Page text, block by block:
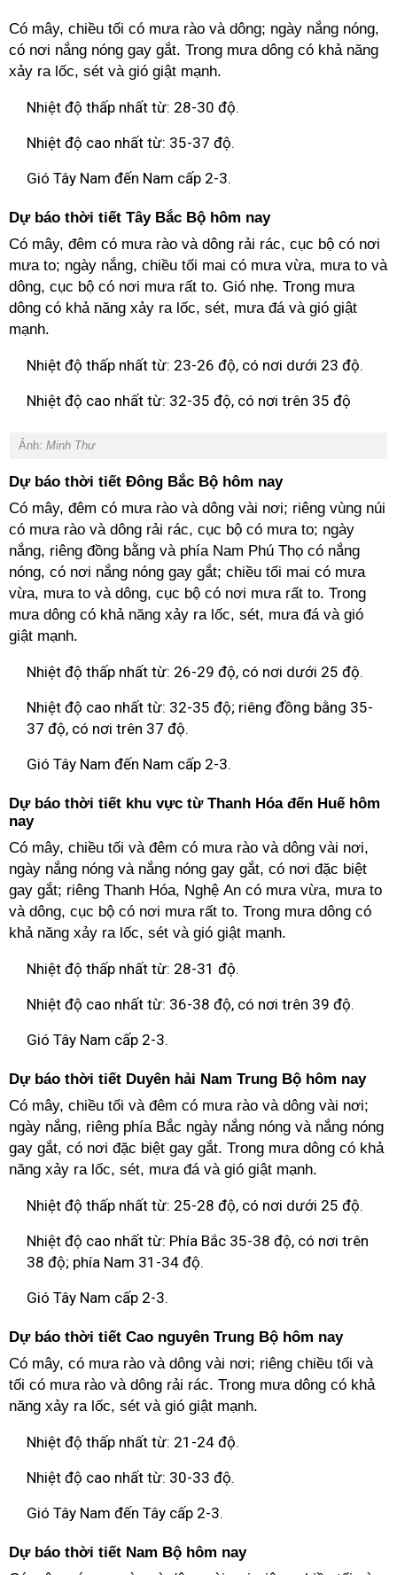
Có mây, chiều tối có mưa rào và dông; ngày nắng nóng,
có nơi nắng nóng gay gắt. Trong mưa dông có khả năng
xảy ra lốc, sét và gió giật mạnh.
Nhiệt độ thấp nhất từ: 28-30 độ.
Nhiệt độ cao nhất từ: 35-37 độ.
Gió Tây Nam đến Nam cấp 2-3.
Dự báo thời tiết Tây Bắc Bộ hôm nay
Có mây, đêm có mưa rào và dông rải rác, cục bộ có nơi
mưa to; ngày nắng, chiều tối mai có mưa vừa, mưa to và
dông, cục bộ có nơi mưa rất to. Gió nhẹ. Trong mưa
dông có khả năng xảy ra lốc, sét, mưa đá và gió giật
mạnh.
Nhiệt độ thấp nhất từ: 23-26 độ, có nơi dưới 23 độ.
Nhiệt độ cao nhất từ: 32-35 độ, có nơi trên 35 độ
Ảnh: Minh Thư
Dự báo thời tiết Đông Bắc Bộ hôm nay
Có mây, đêm có mưa rào và dông vài nơi; riêng vùng núi
có mưa rào và dông rải rác, cục bộ có mưa to; ngày
nắng, riêng đồng bằng và phía Nam Phú Thọ có nắng
nóng, có nơi nắng nóng gay gắt; chiều tối mai có mưa
vừa, mưa to và dông, cục bộ có nơi mưa rất to. Trong
mưa dông có khả năng xảy ra lốc, sét, mưa đá và gió
giật mạnh.
Nhiệt độ thấp nhất từ: 26-29 độ, có nơi dưới 25 độ.
Nhiệt độ cao nhất từ: 32-35 độ; riêng đồng bằng 35-
37 độ, có nơi trên 37 độ.
Gió Tây Nam đến Nam cấp 2-3.
Dự báo thời tiết khu vực từ Thanh Hóa đến Huế hôm
nay
Có mây, chiều tối và đêm có mưa rào và dông vài nơi,
ngày nắng nóng và nắng nóng gay gắt, có nơi đặc biệt
gay gắt; riêng Thanh Hóa, Nghệ An có mưa vừa, mưa to
và dông, cục bộ có nơi mưa rất to. Trong mưa dông có
khả năng xảy ra lốc, sét và gió giật mạnh.
Nhiệt độ thấp nhất từ: 28-31 độ.
Nhiệt độ cao nhất từ: 36-38 độ, có nơi trên 39 độ.
Gió Tây Nam cấp 2-3.
Dự báo thời tiết Duyên hải Nam Trung Bộ hôm nay
Có mây, chiều tối và đêm có mưa rào và dông vài nơi;
ngày nắng, riêng phía Bắc ngày nắng nóng và nắng nóng
gay gắt, có nơi đặc biệt gay gắt. Trong mưa dông có khả
năng xảy ra lốc, sét, mưa đá và gió giật mạnh.
Nhiệt độ thấp nhất từ: 25-28 độ, có nơi dưới 25 độ.
Nhiệt độ cao nhất từ: Phía Bắc 35-38 độ, có nơi trên
38 độ; phía Nam 31-34 độ.
Gió Tây Nam cấp 2-3.
Dự báo thời tiết Cao nguyên Trung Bộ hôm nay
Có mây, có mưa rào và dông vài nơi; riêng chiều tối và
tối có mưa rào và dông rải rác. Trong mưa dông có khả
năng xảy ra lốc, sét và gió giật mạnh.
Nhiệt độ thấp nhất từ: 21-24 độ.
Nhiệt độ cao nhất từ: 30-33 độ.
Gió Tây Nam đến Tây cấp 2-3.
Dự báo thời tiết Nam Bộ hôm nay